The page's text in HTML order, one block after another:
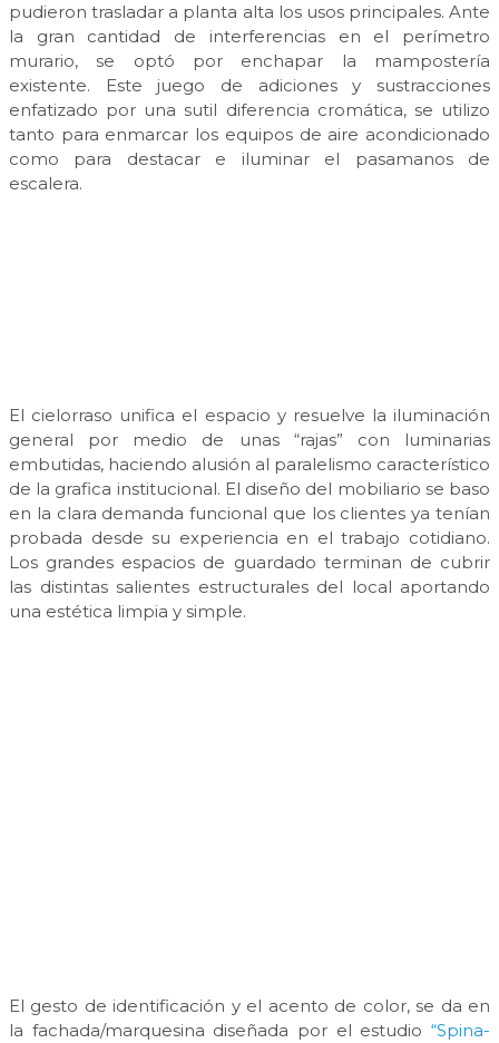
pudieron trasladar a planta alta los usos principales. Ante
la gran cantidad de interferencias en el perímetro
murario, se optó por enchapar la mampostería
existente. Este juego de adiciones y sustracciones
enfatizado por una sutil diferencia cromática, se utilizo
tanto para enmarcar los equipos de aire acondicionado
como para destacar e iluminar el pasamanos de
escalera.
El cielorraso unifica el espacio y resuelve la iluminación
general por medio de unas “rajas” con luminarias
embutidas, haciendo alusión al paralelismo característico
de la grafica institucional. El diseño del mobiliario se baso
en la clara demanda funcional que los clientes ya tenían
probada desde su experiencia en el trabajo cotidiano.
Los grandes espacios de guardado terminan de cubrir
las distintas salientes estructurales del local aportando
una estética limpia y simple.
El gesto de identificación y el acento de color, se da en
la fachada/marquesina diseñada por el estudio “Spina-